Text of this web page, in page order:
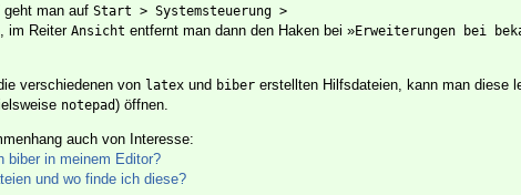
geht man auf Start > Systemsteuerung >
, im Reiter Ansicht entfernt man dann den Haken bei »Erweiterungen bei
verschiedenen von latex und biber erstellten Hilfsdateien, kann man diese
notepad) öffnen.
auch von Interesse:
biber in meinem Editor?
und wo finde ich diese?